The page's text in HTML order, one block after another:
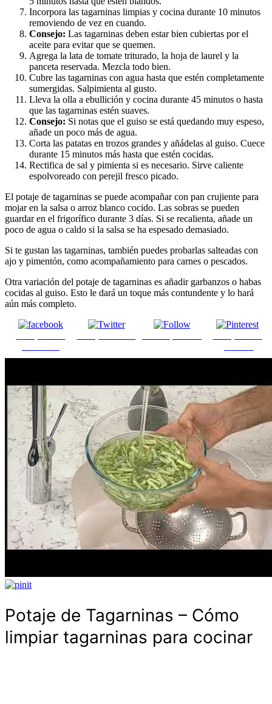
Incorpora las tagarninas limpias y cocina durante 10 minutos
removiendo de vez en cuando.
Consejo: Las tagarninas deben estar bien cubiertas por el
aceite para evitar que se quemen.
Agrega la lata de tomate triturado, la hoja de laurel y la
panceta reservada. Mezcla todo bien.
Cubre las tagarninas con agua hasta que estén completamente
sumergidas. Salpimienta al gusto.
Lleva la olla a ebullición y cocina durante 45 minutos o hasta
que las tagarninas estén suaves.
Consejo: Si notas que el guiso se está quedando muy espeso,
añade un poco más de agua.
Corta las patatas en trozos grandes y añádelas al guiso. Cuece
durante 15 minutos más hasta que estén cocidas.
Rectifica de sal y pimienta si es necesario. Sirve caliente
espolvoreado con perejil fresco picado.
El potaje de tagarninas se puede acompañar con pan crujiente para
mojar en la salsa o arroz blanco cocido. Las sobras se pueden
guardar en el frigorífico durante 3 días. Si se recalienta, añade un
poco de agua o caldo si la salsa se ha espesado demasiado.
Si te gustan las tagarninas, también puedes probarlas salteadas con
ajo y pimentón, como acompañamiento para carnes o pescados.
Otra variación del potaje de tagarninas es añadir garbanzos o habas
cocidas al guiso. Esto le dará un toque más contundente y lo hará
aún más completo.
Potaje de Tagarninas – Cómo
limpiar tagarninas para cocinar